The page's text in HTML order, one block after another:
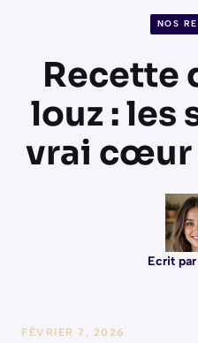
NOS
Recette
louz : les
vrai cœur
Ecrit
FÉVRIER 7, 2026